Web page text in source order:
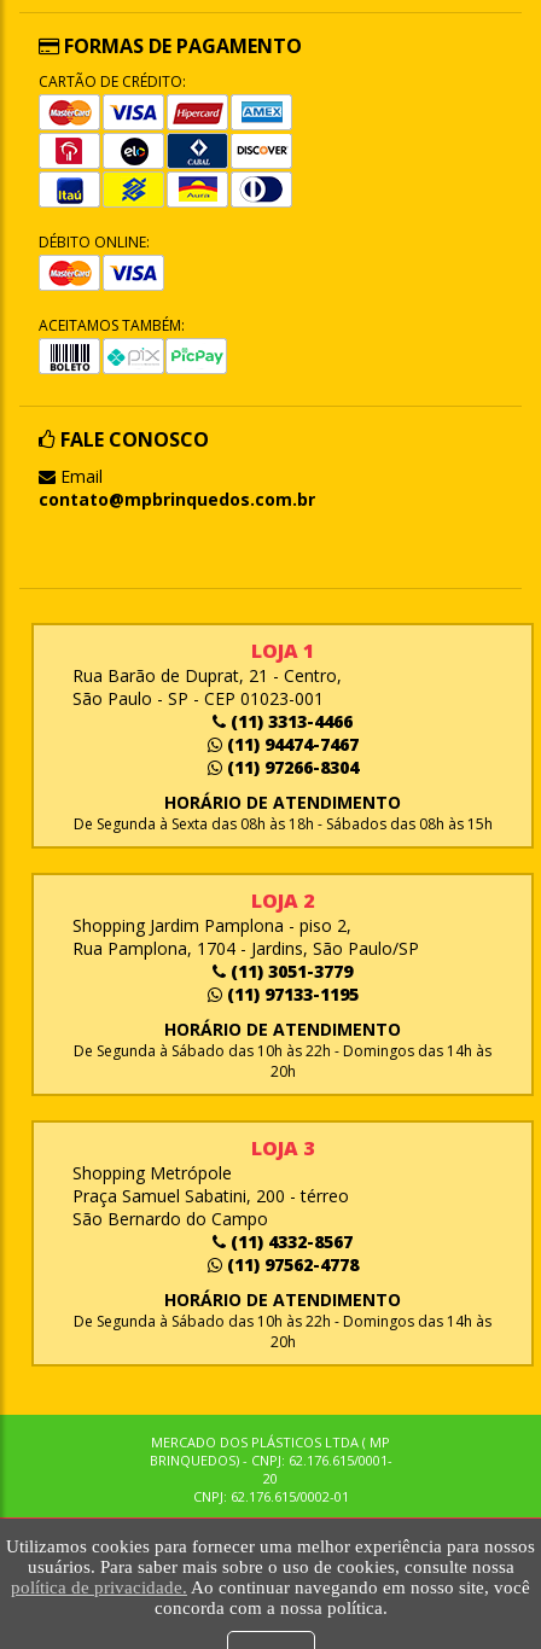
Utilizamos cookies para fornecer uma melhor experiência para nossos
usuários. Para saber mais sobre o uso de cookies, consulte nossa
política de privacidade. Ao continuar navegando em nosso site, você
concorda com a nossa política.
FORMAS DE PAGAMENTO
CARTÃO DE CRÉDITO:
DÉBITO ONLINE:
ACEITAMOS TAMBÉM:
FALE CONOSCO
Email
contato@mpbrinquedos.com.br
LOJA 1
Rua Barão de Duprat, 21 - Centro,
São Paulo - SP - CEP 01023-001
(11) 3313-4466
(11) 94474-7467
(11) 97266-8304
HORÁRIO DE ATENDIMENTO
De Segunda à Sexta das 08h às 18h - Sábados das 08h às 15h
LOJA 2
Shopping Jardim Pamplona - piso 2,
Rua Pamplona, 1704 - Jardins, São Paulo/SP
(11) 3051-3779
(11) 97133-1195
HORÁRIO DE ATENDIMENTO
De Segunda à Sábado das 10h às 22h - Domingos das 14h às
20h
LOJA 3
Shopping Metrópole
Praça Samuel Sabatini, 200 - térreo
São Bernardo do Campo
(11) 4332-8567
(11) 97562-4778
HORÁRIO DE ATENDIMENTO
De Segunda à Sábado das 10h às 22h - Domingos das 14h às
20h
MERCADO DOS PLÁSTICOS LTDA ( MP
BRINQUEDOS) - CNPJ: 62.176.615/0001-
20
CNPJ: 62.176.615/0002-01
© MPBRINQUEDOS. TODOS OS DIREITOS RESERVADOS. MKTNOW